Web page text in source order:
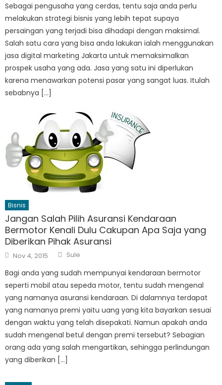
Sebagai pengusaha yang cerdas, tentu saja anda perlu
melakukan strategi bisnis yang lebih tepat supaya
persaingan yang terjadi bisa dihadapi dengan maksimal.
Salah satu cara yang bisa anda lakukan ialah menggunakan
jasa digital marketing Jakarta untuk memaksimalkan
prospek usaha yang ada. Jasa yang satu ini diperlukan
karena menawarkan potensi pasar yang sangat luas. Itulah
sebabnya […]
Bisnis
Jangan Salah Pilih Asuransi Kendaraan
Bermotor Kenali Dulu Cakupan Apa Saja yang
Diberikan Pihak Asuransi
Posted
on
Nov 4, 2015 Author
Sule
Bagi anda yang sudah mempunyai kendaraan bermotor
seperti mobil atau sepeda motor, tentu sudah mengenal
yang namanya asuransi kendaraan. Di dalamnya terdapat
yang namanya premi yaitu uang yang kita bayarkan sesuai
dengan waktu yang telah disepakati. Namun apakah anda
sudah mengenal betul dengan premi tersebut? Sebagian
orang ada yang salah mengartikan, sehingga perlindungan
yang diberikan […]